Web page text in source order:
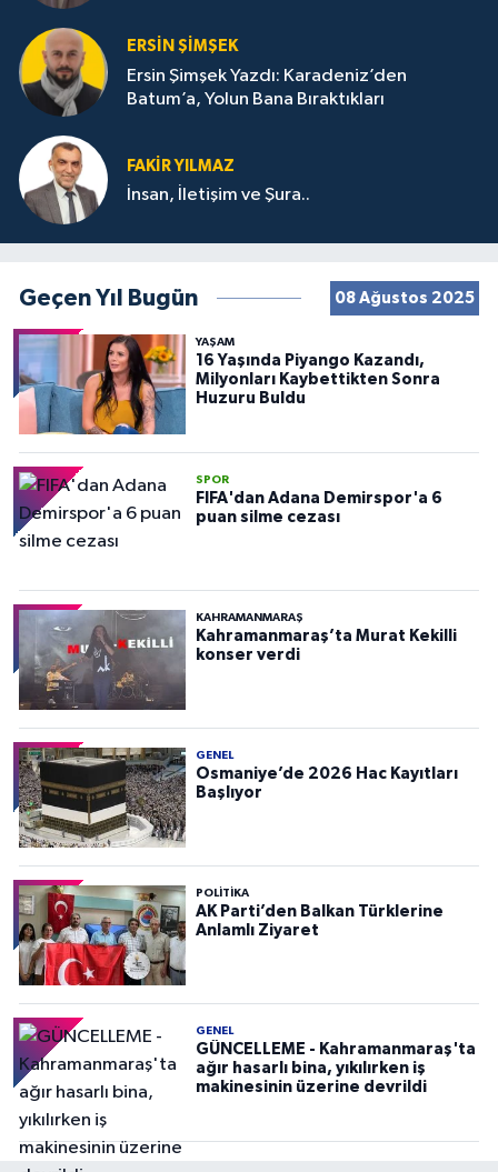
ERSIN ŞIMŞEK
Ersin Şimşek Yazdı: Karadeniz’den
Batum’a, Yolun Bana Bıraktıkları
FAKIR YILMAZ
İnsan, İletişim ve Şura..
Geçen Yıl Bugün 08 Ağustos 2025
YAŞAM
16 Yaşında Piyango Kazandı,
Milyonları Kaybettikten Sonra
Huzuru Buldu
SPOR
FIFA'dan Adana Demirspor'a 6
puan silme cezası
KAHRAMANMARAŞ
Kahramanmaraş’ta Murat Kekilli
konser verdi
GENEL
Osmaniye’de 2026 Hac Kayıtları
Başlıyor
POLITIKA
AK Parti’den Balkan Türklerine
Anlamlı Ziyaret
GENEL
GÜNCELLEME - Kahramanmaraş'ta
ağır hasarlı bina, yıkılırken iş
makinesinin üzerine devrildi